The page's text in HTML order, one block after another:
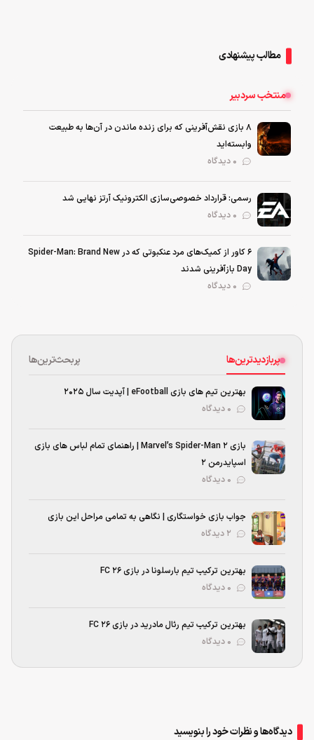
مطالب پیشنهادی
منتخب سردبیر
۸ بازی نقش‌آفرینی که برای زنده ماندن در آن‌ها به طبیعت
وابسته‌اید
رسمی: قرارداد خصوصی‌سازی الکترونیک آرتز نهایی شد
۶ کاور از کمیک‌های مرد عنکبوتی که در Spider-Man: Brand New
Day بازآفرینی شدند
پربازدیدترین‌ها پربحث‌ترین‌ها
بهترین تیم های بازی eFootball | آپدیت سال 2025
بازی Marvel’s Spider-Man 2 | راهنمای تمام لباس های بازی
اسپایدرمن ۲
جواب بازی خواستگاری | نگاهی به تمامی مراحل این بازی
بهترین ترکیب تیم بارسلونا در بازی FC 26
بهترین ترکیب تیم رئال مادرید در بازی FC 26
دیدگاه‌ها و نظرات خود را بنویسید